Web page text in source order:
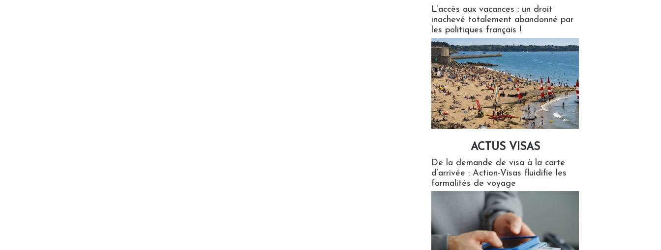
L’accès aux vacances : un droit
inachevé totalement abandonné par
les politiques français !
ACTUS VISAS
De la demande de visa à la carte
d’arrivée : Action-Visas fluidifie les
formalités de voyage